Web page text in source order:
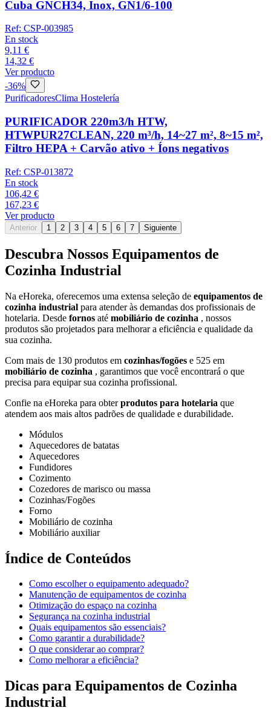
Cuba GNCH34, Inox, GN1/6-100
Ref: CSP-003985
En stock
9,11 €
14,32 €
Ver producto
-36%
PurificadoresClima Hostelería
PURIFICADOR 220m3/h HTW,
HTWPUR27CLEAN, 220 m³/h, 14~27 m², 8~15 m²,
Filtro HEPA + Carvão ativo + Íons negativos
Ref: CSP-013872
En stock
106,42 €
167,23 €
Ver producto
Anterior 1 2 3 4 5 6 7 Siguiente
Descubra Nossos Equipamentos de
Cozinha Industrial
Na eHoreka, oferecemos uma extensa seleção de equipamentos de
cozinha industrial para atender às demandas dos profissionais de
hotelaria. Desde fornos até mobiliário de cozinha , nossos
produtos são projetados para melhorar a eficiência e qualidade da
sua cozinha.
Com mais de 130 produtos em cozinhas/fogões e 525 em
mobiliário de cozinha , garantimos que você encontrará o que
precisa para equipar sua cozinha profissional.
Confie na eHoreka para obterprodutos para hotelaria que
atendem aos mais altos padrões de qualidade e durabilidade.
Módulos
Aquecedores de batatas
Aquecedores
Fundidores
Cozimento
Cozedores de marisco ou massa
Cozinhas/Fogões
Forno
Mobiliário de cozinha
Mobiliário auxiliar
Índice de Conteúdos
Como escolher o equipamento adequado?
Manutenção de equipamentos de cozinha
Otimização do espaço na cozinha
Segurança na cozinha industrial
Quais equipamentos são essenciais?
Como garantir a durabilidade?
O que considerar ao comprar?
Como melhorar a eficiência?
Dicas para Equipamentos de Cozinha
Industrial